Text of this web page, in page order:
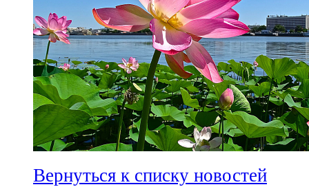
Вернуться к списку новостей